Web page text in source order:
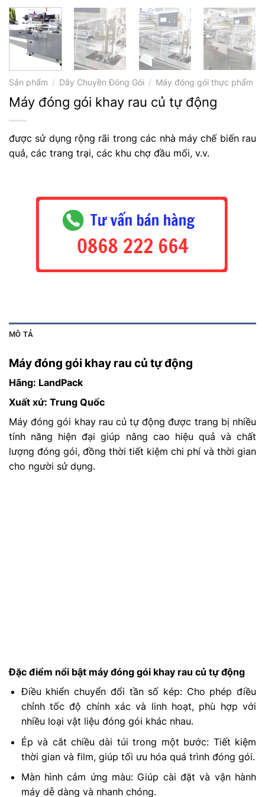
Sản phẩm / Dây Chuyền Đóng Gói / Máy đóng gói thực phẩm
Máy đóng gói khay rau củ tự động
được sử dụng rộng rãi trong các nhà máy chế biến rau
quả, các trang trại, các khu chợ đầu mối, v.v.
MÔ TẢ
Máy đóng gói khay rau củ tự động
Hãng: LandPack
Xuất xứ: Trung Quốc
Máy đóng gói khay rau củ tự động được trang bị nhiều
tính năng hiện đại giúp nâng cao hiệu quả và chất
lượng đóng gói, đồng thời tiết kiệm chi phí và thời gian
cho người sử dụng.
Đặc điểm nổi bật máy đóng gói khay rau củ tự động
Điều khiển chuyển đổi tần số kép: Cho phép điều
chỉnh tốc độ chính xác và linh hoạt, phù hợp với
nhiều loại vật liệu đóng gói khác nhau.
Ép và cắt chiều dài túi trong một bước: Tiết kiệm
thời gian và film, giúp tối ưu hóa quá trình đóng gói.
Màn hình cảm ứng màu: Giúp cài đặt và vận hành
máy dễ dàng và nhanh chóng.